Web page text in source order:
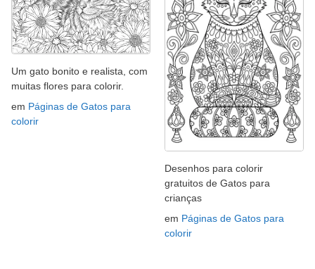
Um gato bonito e realista, com
muitas flores para colorir.
em Páginas de Gatos para
colorir
Desenhos para colorir
gratuitos de Gatos para
crianças
em Páginas de Gatos para
colorir